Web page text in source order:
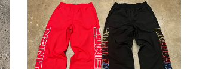
Διπλή Ζώνη Στη Μέση –
Ανδρικά